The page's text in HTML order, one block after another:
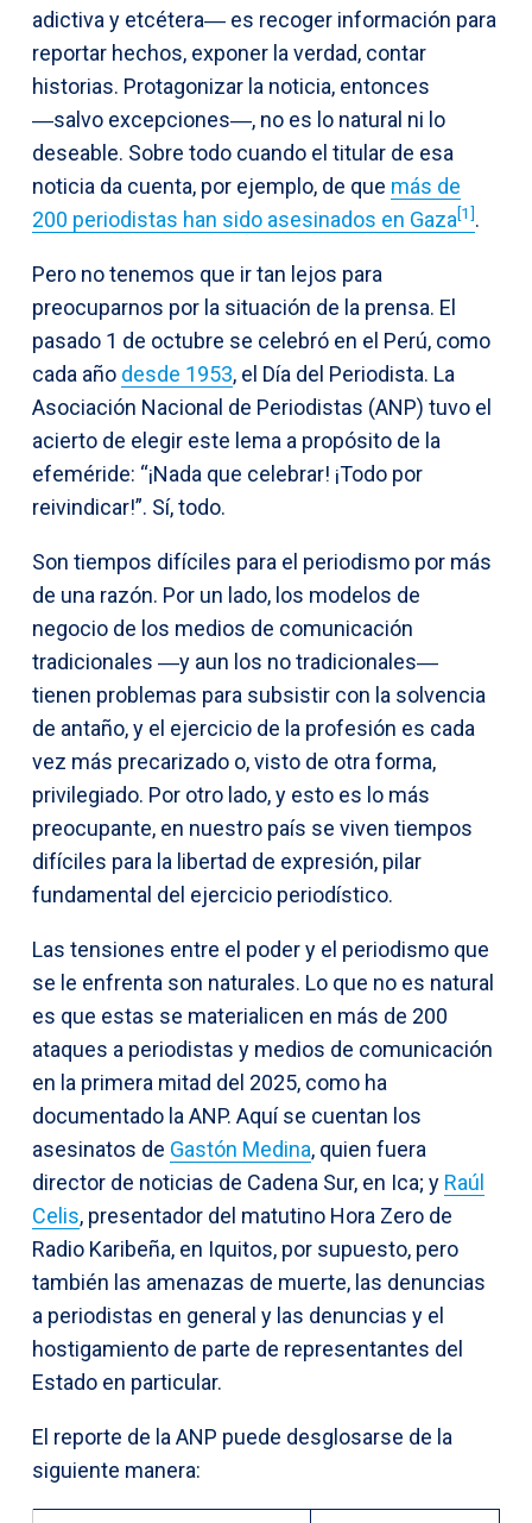
adictiva y etcétera― es recoger información para
reportar hechos, exponer la verdad, contar
historias. Protagonizar la noticia, entonces
―salvo excepciones―, no es lo natural ni lo
deseable. Sobre todo cuando el titular de esa
noticia da cuenta, por ejemplo, de que más de
200 periodistas han sido asesinados en Gaza[1].
Pero no tenemos que ir tan lejos para
preocuparnos por la situación de la prensa. El
pasado 1 de octubre se celebró en el Perú, como
cada año desde 1953, el Día del Periodista. La
Asociación Nacional de Periodistas (ANP) tuvo el
acierto de elegir este lema a propósito de la
efeméride: “¡Nada que celebrar! ¡Todo por
reivindicar!”. Sí, todo.
Son tiempos difíciles para el periodismo por más
de una razón. Por un lado, los modelos de
negocio de los medios de comunicación
tradicionales ―y aun los no tradicionales―
tienen problemas para subsistir con la solvencia
de antaño, y el ejercicio de la profesión es cada
vez más precarizado o, visto de otra forma,
privilegiado. Por otro lado, y esto es lo más
preocupante, en nuestro país se viven tiempos
difíciles para la libertad de expresión, pilar
fundamental del ejercicio periodístico.
Las tensiones entre el poder y el periodismo que
se le enfrenta son naturales. Lo que no es natural
es que estas se materialicen en más de 200
ataques a periodistas y medios de comunicación
en la primera mitad del 2025, como ha
documentado la ANP. Aquí se cuentan los
asesinatos de Gastón Medina, quien fuera
director de noticias de Cadena Sur, en Ica; y Raúl
Celis, presentador del matutino Hora Zero de
Radio Karibeña, en Iquitos, por supuesto, pero
también las amenazas de muerte, las denuncias
a periodistas en general y las denuncias y el
hostigamiento de parte de representantes del
Estado en particular.
El reporte de la ANP puede desglosarse de la
siguiente manera: